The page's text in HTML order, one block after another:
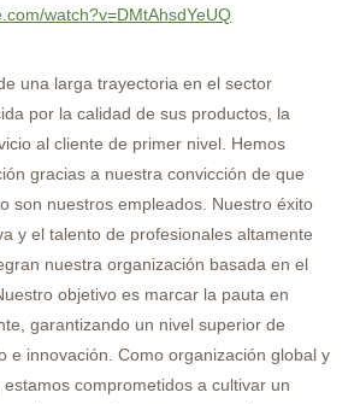
watch?v=DMtAhsdYeUQ
una larga trayectoria en el sector
por la calidad de sus productos, la
al cliente de primer nivel. Hemos
gracias a nuestra convicción de que
son nuestros empleados. Nuestro éxito
y el talento de profesionales altamente
nuestra organización basada en el
objetivo es marcar la pauta en
garantizando un nivel superior de
e innovación. Como organización global y
comprometidos a cultivar un